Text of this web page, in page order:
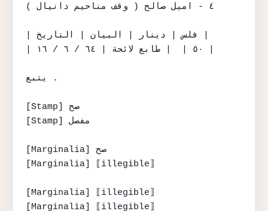
٤ - اميل صالح ( وقف مناحيم دانيال )
| فلس | دينار | البيان | التاريخ |
يتبع .
[Stamp] صح
[Stamp] مفصل
[Marginalia] صح
[Marginalia] ⟦illegible⟧
[Marginalia] ⟦illegible⟧
[Marginalia] ⟦illegible⟧